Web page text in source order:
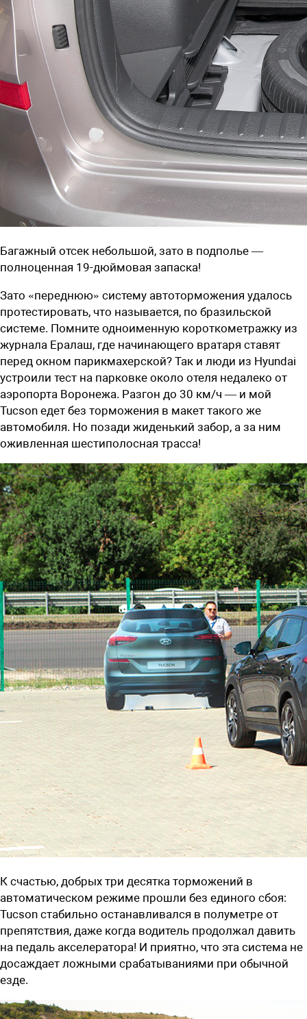
Багажный отсек небольшой, зато в подполье —
полноценная 19-дюймовая запаска!
Зато «переднюю» систему автоторможения удалось
протестировать, что называется, по бразильской
системе. Помните одноименную короткометражку из
журнала Ералаш, где начинающего вратаря ставят
перед окном парикмахерской? Так и люди из Hyundai
устроили тест на парковке около отеля недалеко от
аэропорта Воронежа. Разгон до 30 км/ч — и мой
Tucson едет без торможения в макет такого же
автомобиля. Но позади жиденький забор, а за ним
оживленная шестиполосная трасса!
К счастью, добрых три десятка торможений в
автоматическом режиме прошли без единого сбоя:
Tucson стабильно останавливался в полуметре от
препятствия, даже когда водитель продолжал давить
на педаль акселератора! И приятно, что эта система не
досаждает ложными срабатываниями при обычной
езде.